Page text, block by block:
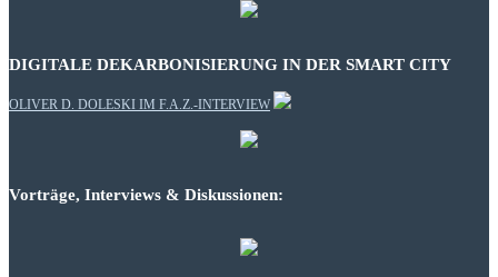
DIGITALE DEKARBONISIERUNG IN DER SMART CITY
OLIVER D. DOLESKI IM F.A.Z.-INTERVIEW
Vorträge, Interviews & Diskussionen: